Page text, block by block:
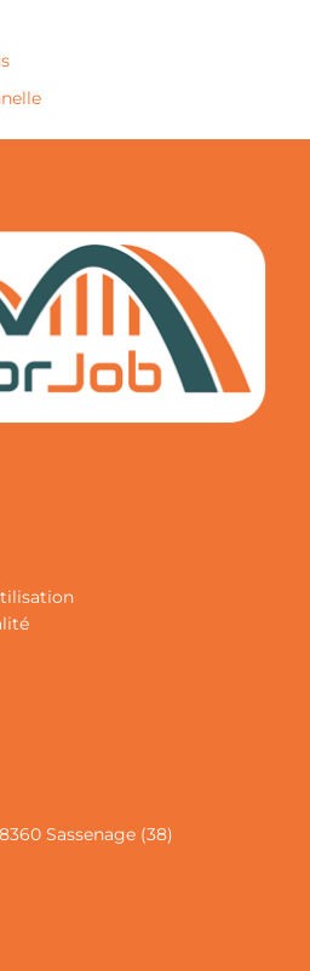
Sassenage (38)